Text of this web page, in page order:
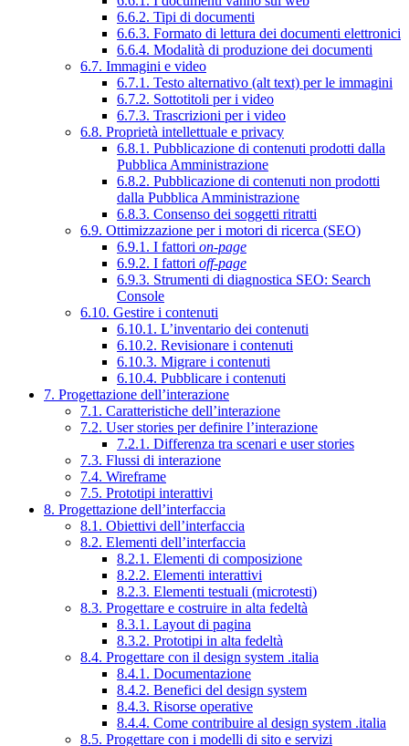
6.6.2. Tipi di documenti
6.6.3. Formato di lettura dei documenti elettronici
6.6.4. Modalità di produzione dei documenti
6.7. Immagini e video
6.7.1. Testo alternativo (alt text) per le immagini
6.7.2. Sottotitoli per i video
6.7.3. Trascrizioni per i video
6.8. Proprietà intellettuale e privacy
6.8.1. Pubblicazione di contenuti prodotti dalla
Pubblica Amministrazione
6.8.2. Pubblicazione di contenuti non prodotti
dalla Pubblica Amministrazione
6.8.3. Consenso dei soggetti ritratti
6.9. Ottimizzazione per i motori di ricerca (SEO)
6.9.1. I fattori on-page
6.9.2. I fattori off-page
6.9.3. Strumenti di diagnostica SEO: Search
Console
6.10. Gestire i contenuti
6.10.1. L’inventario dei contenuti
6.10.2. Revisionare i contenuti
6.10.3. Migrare i contenuti
6.10.4. Pubblicare i contenuti
7. Progettazione dell’interazione
7.1. Caratteristiche dell’interazione
7.2. User stories per definire l’interazione
7.2.1. Differenza tra scenari e user stories
7.3. Flussi di interazione
7.4. Wireframe
7.5. Prototipi interattivi
8. Progettazione dell’interfaccia
8.1. Obiettivi dell’interfaccia
8.2. Elementi dell’interfaccia
8.2.1. Elementi di composizione
8.2.2. Elementi interattivi
8.2.3. Elementi testuali (microtesti)
8.3. Progettare e costruire in alta fedeltà
8.3.1. Layout di pagina
8.3.2. Prototipi in alta fedeltà
8.4. Progettare con il design system .italia
8.4.1. Documentazione
8.4.2. Benefici del design system
8.4.3. Risorse operative
8.4.4. Come contribuire al design system .italia
8.5. Progettare con i modelli di sito e servizi